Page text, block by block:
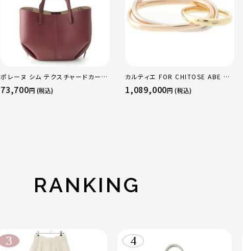
ポレーヌ シム テクスチャードカーフ
レザー トートバッグ ダークチェリー
レギュラー
73,700円 (税込)
カルティエ FOR CHITOSE ABE OF
sacai サカイ 750 YG×PG×WG
トリニティ リング 指輪 マルチカラー
1,089,000円 (税込)
RANKING